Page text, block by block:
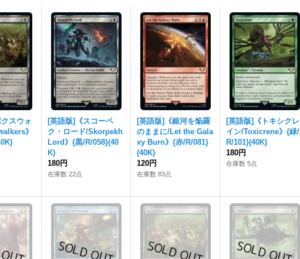
スウォ
》
[英語版]《スコーペ
ク・ロード/Skorpekh
Lord》{黒/R/058}(40
K)
180円
在庫数 22点
[英語版]《銀河を焔羅
のままに/Let the Gala
xy Burn》{赤/R/081}
(40K)
120円
在庫数 83点
[英語版]《トキシクレ
イン/Toxicrene》{緑/
R/101}(40K)
180円
在庫数 5点